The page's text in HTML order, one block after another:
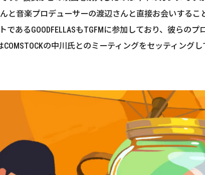
と音楽プロデューサーの渡辺さんと直接お会いする
あるGOODFELLASもTGFMに参加しており、彼らの
の中川氏とのミーティングをセッティング